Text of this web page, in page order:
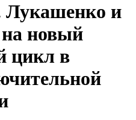
Лукашенко и
новый
цикл в